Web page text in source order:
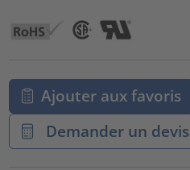
Ajouter aux favoris
Demander un devis